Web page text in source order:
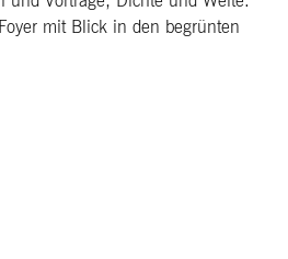
mit Blick in den begrünten